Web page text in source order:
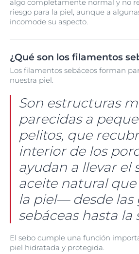
algo completamente normal y no
riesgo para la piel, aunque a
incomode su aspecto.
¿Qué son los filamentos
Los filamentos sebáceos forman
nuestra piel.
Son estructuras
parecidas a
pelitos, que
interior de los
ayudan a llevar el
aceite natural
la piel— desde las
sebáceas hasta la
El sebo cumple una función
piel hidratada y protegida.